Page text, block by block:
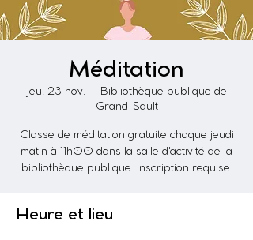
Méditation
jeu. 23 nov.
Bibliothèque publique de
Grand-Sault
Classe de méditation gratuite chaque jeudi
matin à 11h00 dans la salle d'activité de la
bibliothèque publique. inscription requise.
Heure et lieu